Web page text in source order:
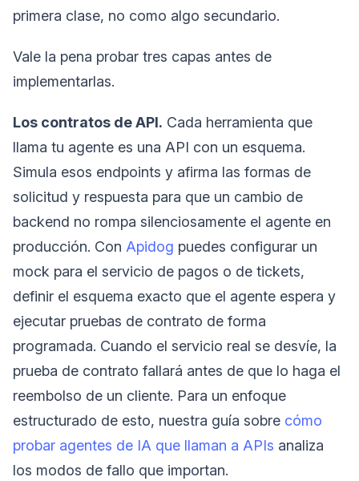
primera clase, no como algo secundario.
Vale la pena probar tres capas antes de
implementarlas.
Los contratos de API. Cada herramienta que
llama tu agente es una API con un esquema.
Simula esos endpoints y afirma las formas de
solicitud y respuesta para que un cambio de
backend no rompa silenciosamente el agente en
producción. Con Apidog puedes configurar un
mock para el servicio de pagos o de tickets,
definir el esquema exacto que el agente espera y
ejecutar pruebas de contrato de forma
programada. Cuando el servicio real se desvíe, la
prueba de contrato fallará antes de que lo haga el
reembolso de un cliente. Para un enfoque
estructurado de esto, nuestra guía sobre cómo
probar agentes de IA que llaman a APIs analiza
los modos de fallo que importan.